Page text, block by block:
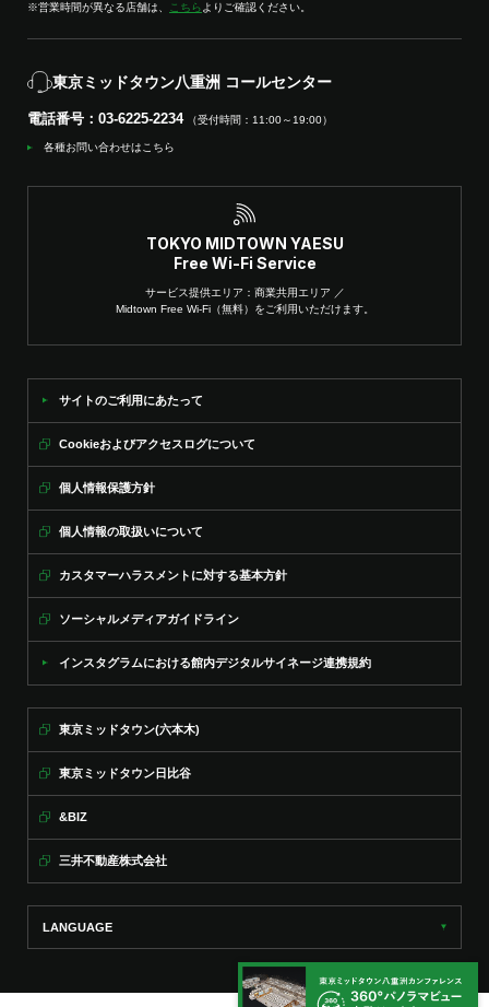
※営業時間が異なる店舗は、 こちらよりご確認ください。
東京ミッドタウン八重洲 コールセンター
電話番号：03-6225-2234 （受付時間：11:00～19:00）
各種お問い合わせはこちら
TOKYO MIDTOWN YAESU
Free Wi-Fi Service
サービス提供エリア：商業共用エリア ／
Midtown Free Wi-Fi（無料）をご利用いただけます。
サイトのご利用にあたって
Cookieおよびアクセスログについて
個人情報保護方針
個人情報の取扱いについて
カスタマーハラスメントに対する基本方針
ソーシャルメディアガイドライン
インスタグラムにおける館内デジタルサイネージ連携規約
東京ミッドタウン(六本木)
東京ミッドタウン日比谷
&BIZ
三井不動産株式会社